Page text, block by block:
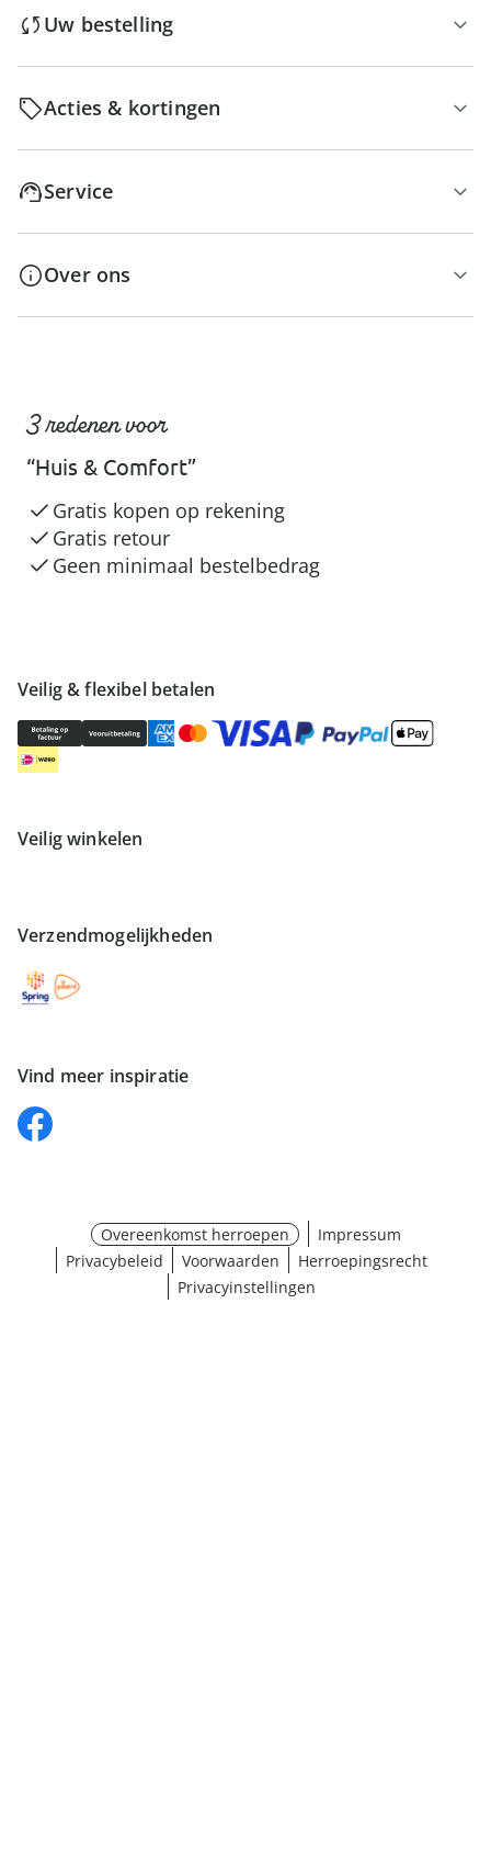
Uw bestelling
Acties & kortingen
Service
Over ons
Veilig & flexibel betalen
Veilig winkelen
Verzendmogelijkheden
Vind meer inspiratie
3 redenen voor
“Huis & Comfort”
Gratis kopen op rekening
Gratis retour
Geen minimaal bestelbedrag
Overeenkomst herroepen
Impressum
Privacybeleid
Voorwaarden
Herroepingsrecht
Privacyinstellingen